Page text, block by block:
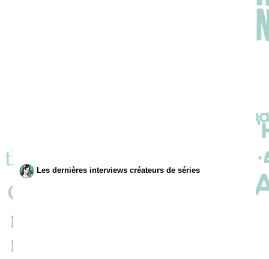
Les dernières interviews créateurs de séries